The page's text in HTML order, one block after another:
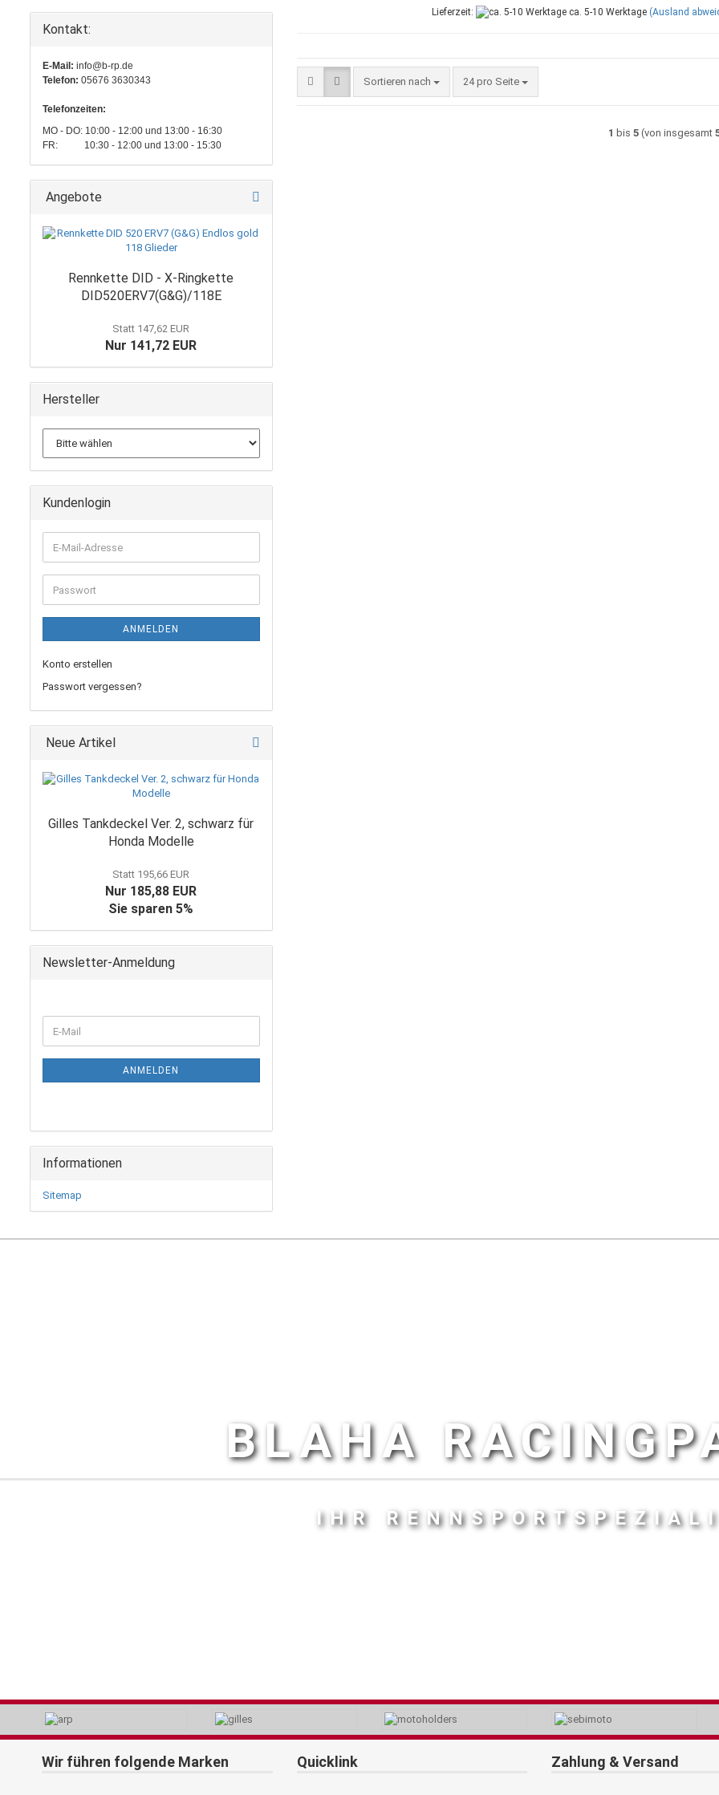
Lieferzeit: ca. 5-10 Werktage (Ausland
Sortieren nach
Sortieren nach 24 pro Seite
pro Seite
1 bis5 (von insgesamt
Kontakt:
E-Mail: info@b-rp.de
Telefon: 05676 3630343
Telefonzeiten:
MO - DO: 10:00 - 12:00 und 13:00 - 16:30
FR: 10:30 - 12:00 und 13:00 - 15:30
Angebote
Rennkette DID - X-Ringkette
DID520ERV7(G&G)/118E
Statt 147,62 EUR
Nur 141,72 EUR
Hersteller
Kundenlogin
E-
Mail-
Adresse
Passwort
ANMELDEN
Konto erstellen
Passwort vergessen?
Neue Artikel
Gilles Tankdeckel Ver. 2, schwarz für
Honda Modelle
Statt 195,66 EUR
Nur 185,88 EUR
Sie sparen 5%
Newsletter-Anmeldung
ZUR
E-
Mail
ANMELDEN
Informationen
Sitemap
BLAHA
IHR
Wir führen folgende Marken Quicklink Zahlung & Versand